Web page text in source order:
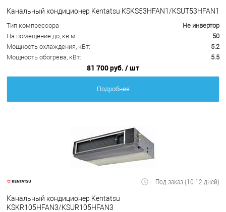
Канальный кондиционер Kentatsu KSKS53HFAN1/KSUT53HFAN1
Тип компрессора
Не инвертор
На помещение до, кв.м
50
Мощность охлаждения, кВт:
5.2
Мощность обогрева, кВт:
5.5
81 700 руб. / шт
Подробнее
Под заказ (10-12 дней)
Канальный кондиционер Kentatsu
KSKR105HFAN3/KSUR105HFAN3